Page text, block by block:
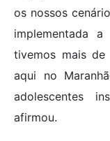
os nossos
implementada
tivemos mais de
aqui no
adolescentes
afirmou.